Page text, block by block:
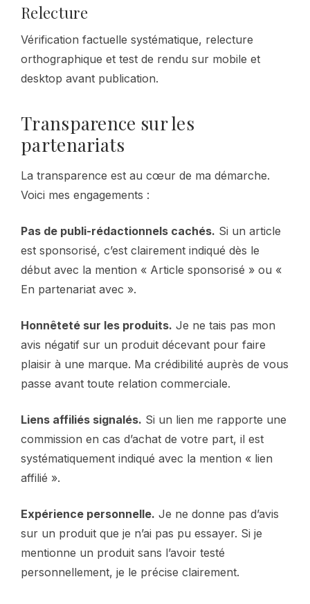
Relecture
Vérification factuelle systématique, relecture
orthographique et test de rendu sur mobile et
desktop avant publication.
Transparence sur les
partenariats
La transparence est au cœur de ma démarche.
Voici mes engagements :
Pas de publi-rédactionnels cachés. Si un article
est sponsorisé, c’est clairement indiqué dès le
début avec la mention « Article sponsorisé » ou «
En partenariat avec ».
Honnêteté sur les produits. Je ne tais pas mon
avis négatif sur un produit décevant pour faire
plaisir à une marque. Ma crédibilité auprès de vous
passe avant toute relation commerciale.
Liens affiliés signalés. Si un lien me rapporte une
commission en cas d’achat de votre part, il est
systématiquement indiqué avec la mention « lien
affilié ».
Expérience personnelle. Je ne donne pas d’avis
sur un produit que je n’ai pas pu essayer. Si je
mentionne un produit sans l’avoir testé
personnellement, je le précise clairement.